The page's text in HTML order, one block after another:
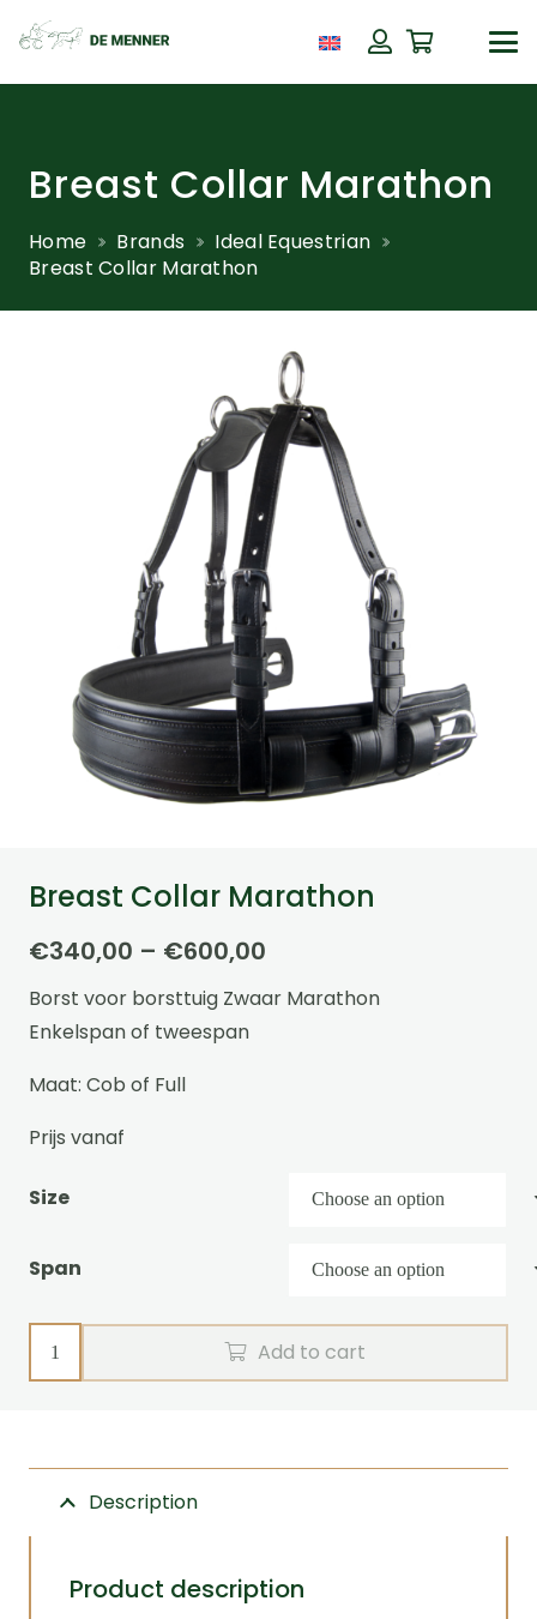
Breast Collar Marathon
Home Brands
Ideal Equestrian
Breast Collar Marathon
Breast Collar Marathon
€340,00 – €600,00
range:
Borst voor borsttuig Zwaar Marathon
Enkelspan of tweespan
Maat: Cob of Full
Prijs vanaf
Size
Span
Breast
Collar
Add to cart
Description
Product description